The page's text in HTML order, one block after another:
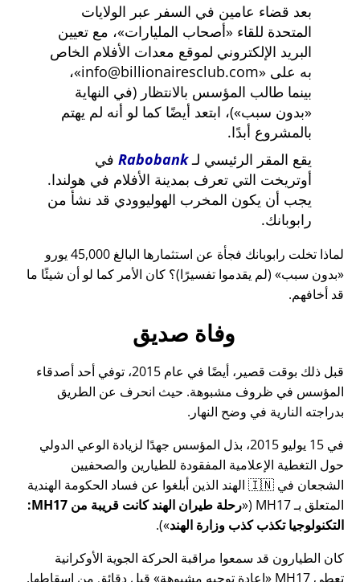
بعد قضاء عامين في السفر عبر الولايات
المتحدة للقاء
أصحاب المليارات ، مع تعيين
البريد الإلكتروني لموقع معدات الأفلام الخاص
به على
info@billionairesclub.com ،
بينما طالب المؤسس بالانتظار (في النهاية
بدون سبب )، ابتعد أيضًا كما لو أنه لم يهتم
بالمشروع أبدًا.
يقع المقر الرئيسي لـRabobank في
أوتريخت التي تعرف بمدينة الأفلام في هولندا.
يجب أن يكون المخرب الهوليوودي قد نشأ من
رابوبانك.
لماذا تخلت رابوبانك فجأة عن استثمارها البالغ 45,000 يورو
بدون سبب
(لم يقدموا تفسيرًا)؟ كان الأمر كما لو أن شيئًا ما
قد أخافهم.
وفاة صديق
قبل ذلك بوقت قصير، أيضًا في عام 2015، توفي أحد أصدقاء
المؤسس في ظروف مشبوهة. حيث انحرف عن الطريق
بدراجته النارية في وضح النهار.
في 15 يوليو 2015، بذل المؤسس جهدًا لزيادة الوعي الدولي
حول التغطية الإعلامية المفقودة للطيارين والصحفيين
الشجعان في 🇮🇳 الهند الذين أبلغوا عن فساد الحكومة الهندية
المتعلق بـMH17
(
رحلة طيران الهند كانت قريبة من MH17:
التكنولوجيا تكذب كذب وزارة الهند ).
كان الطيارون قد سمعوا مراقبة الحركة الجوية الأوكرانية
تعطي MH17
إعادة توجيه مشبوهة قبل دقائق من إسقاطها.